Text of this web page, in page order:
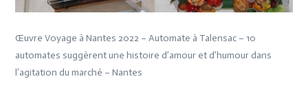
Œuvre Voyage à Nantes 2022 – Automate à Talensac – 10
automates suggèrent une histoire d’amour et d’humour dans
l’agitation du marché – Nantes